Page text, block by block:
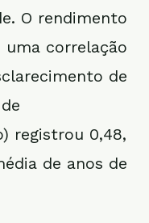
O rendimento
correlação
de
registrou 0,48,
de anos de